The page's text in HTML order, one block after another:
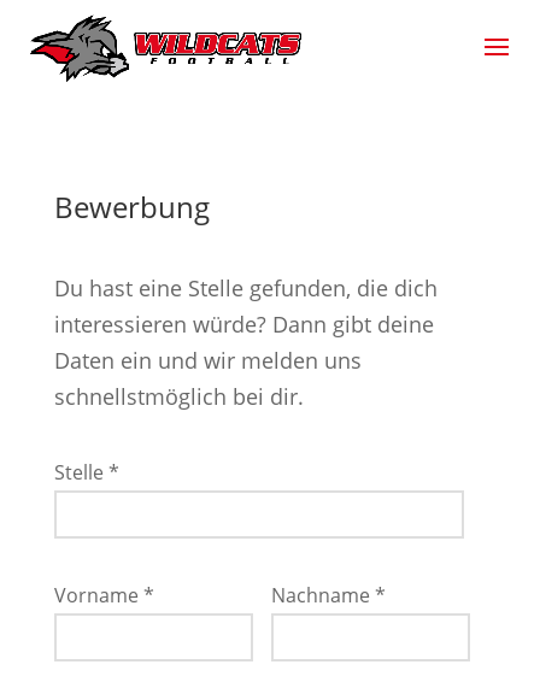
Bewerbung
Du hast eine Stelle gefunden, die dich
interessieren würde? Dann gibt deine
Daten ein und wir melden uns
schnellstmöglich bei dir.
Stelle *
Vorname * Nachname *